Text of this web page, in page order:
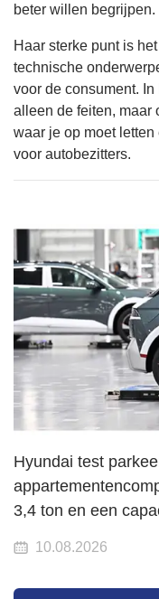
beter willen begrijpen.
Haar sterke punt is
technische
voor de consument.
alleen de feiten, maar
waar je op moet
voor autobezitters.
Hyundai test
3,4 ton en een
10.08.2026